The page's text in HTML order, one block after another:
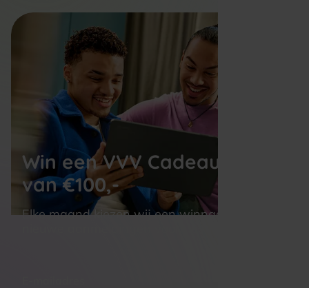
Win een VVV Cadeaukaart
van €100,-
Elke maand kiezen wij een winnaar uit alle